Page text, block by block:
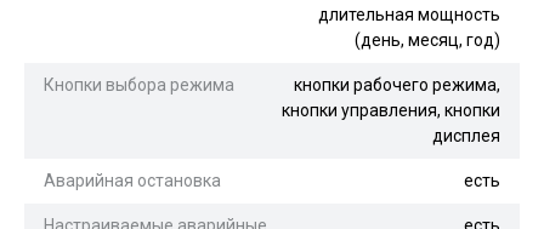
длительная мощность
(день, месяц, год)
Кнопки выбора режима
кнопки рабочего режима,
кнопки управления, кнопки
дисплея
Аварийная остановка есть
Настраиваемые аварийные
есть